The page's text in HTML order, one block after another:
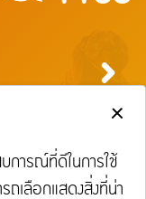
เครื่องจักร